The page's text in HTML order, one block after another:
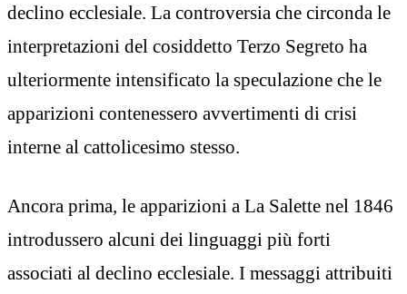
declino ecclesiale. La controversia che circonda le
interpretazioni del cosiddetto Terzo Segreto ha
ulteriormente intensificato la speculazione che le
apparizioni contenessero avvertimenti di crisi
interne al cattolicesimo stesso.
Ancora prima, le apparizioni a La Salette nel 1846
introdussero alcuni dei linguaggi più forti
associati al declino ecclesiale. I messaggi attribuiti